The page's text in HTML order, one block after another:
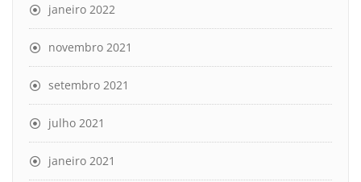
janeiro 2022
novembro 2021
setembro 2021
julho 2021
janeiro 2021